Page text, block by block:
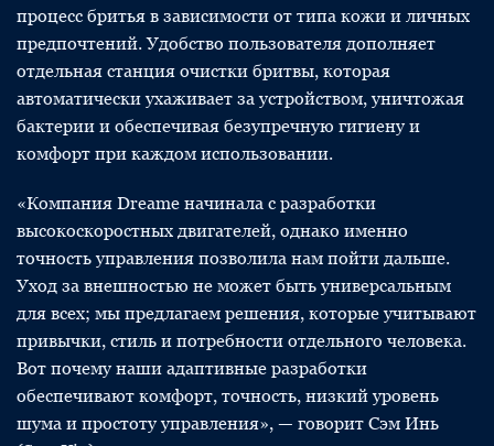
процесс бритья в зависимости от типа кожи и личных
предпочтений. Удобство пользователя дополняет
отдельная станция очистки бритвы, которая
автоматически ухаживает за устройством, уничтожая
бактерии и обеспечивая безупречную гигиену и
комфорт при каждом использовании.
«Компания Dreame начинала с разработки
высокоскоростных двигателей, однако именно
точность управления позволила нам пойти дальше.
Уход за внешностью не может быть универсальным
для всех; мы предлагаем решения, которые учитывают
привычки, стиль и потребности отдельного человека.
Вот почему наши адаптивные разработки
обеспечивают комфорт, точность, низкий уровень
шума и простоту управления», — говорит Сэм Инь